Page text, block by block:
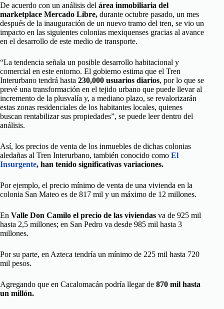
De acuerdo con un análisis del área inmobiliaria del
marketplace Mercado Libre, durante octubre pasado, un mes
después de la inauguración de un nuevo tramo del tren, se vio un
impacto en las siguientes colonias mexiquenses gracias al avance
en el desarrollo de este medio de transporte.
“La tendencia señala un posible desarrollo habitacional y
comercial en este entorno. El gobierno estima que el Tren
Interurbano tendrá hasta 230,000 usuarios diarios, por lo que se
prevé una transformación en el tejido urbano que puede llevar al
incremento de la plusvalía y, a mediano plazo, se revalorizarán
estas zonas residenciales de los habitantes locales, quienes
buscan rentabilizar sus propiedades”, se puede leer dentro del
análisis.
Así, los precios de venta de los inmuebles de dichas colonias
aledañas al Tren Interurbano, también conocido como El
Insurgente, han tenido significativas variaciones.
Por ejemplo, el precio mínimo de venta de una vivienda en la
colonia San Mateo es de 817 mil y un máximo de 12 millones.
En Valle Don Camilo el precio de las viviendas va de 925 mil
hasta 2,5 millones; en San Pedro va desde 985 mil hasta 3
millones.
Por su parte, en Azteca tendría un mínimo de 225 mil hasta 720
mil pesos.
Agregando que en Cacalomacán podría llegar de 870 mil hasta
un millón.